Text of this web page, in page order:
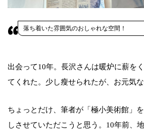
落ち着いた雰囲気のおしゃれな空間！
出会って10年。長沢さんは暖炉に薪を
てくれた。少し瘦せられたが、お元気な
ちょっとだけ、筆者が「極小美術館」
しさせていただこうと思う。10年前、